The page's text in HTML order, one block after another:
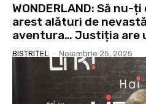
WONDERLAND: Să nu-
arest alături de
aventura… Justiția are
BISTRIȚEL - Noiembrie 25, 2025